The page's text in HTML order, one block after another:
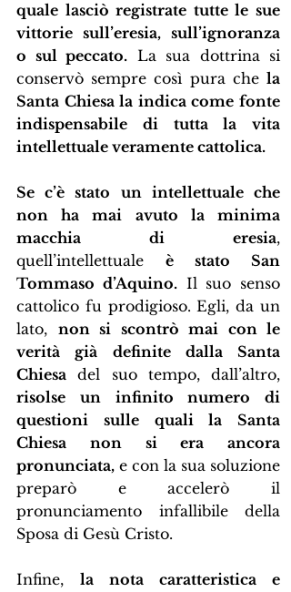
quale lasciò registrate tutte le sue
vittorie sull’eresia, sull’ignoranza
o sul peccato. La sua dottrina si
conservò sempre così pura che la
Santa Chiesa la indica come fonte
indispensabile di tutta la vita
intellettuale veramente cattolica.
Se c’è stato un intellettuale che
non ha mai avuto la minima
macchia di eresia,
quell’intellettuale è stato San
Tommaso d’Aquino. Il suo senso
cattolico fu prodigioso. Egli, da un
lato, non si scontrò mai con le
verità già definite dalla Santa
Chiesa
risolse un infinito numero di
questioni sulle quali la Santa
Chiesa non si era ancora
pronunciata, e con la sua soluzione
preparò e accelerò il
pronunciamento infallibile della
Sposa di Gesù Cristo.
Infine, la nota caratteristica e